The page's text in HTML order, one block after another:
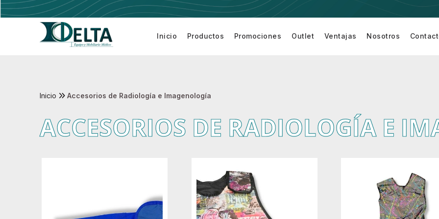
Inicio Productos Promociones Outlet Ventajas Nosotros
Inicio Accesorios de Radiología e Imagenología
ACCESORIOS DE RADIOLOGÍA E